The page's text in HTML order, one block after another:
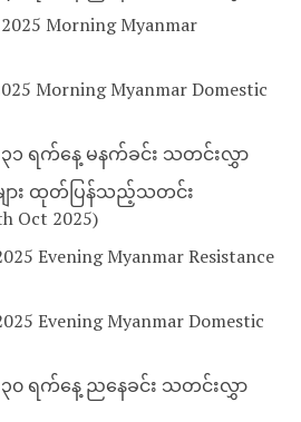
Morning Myanmar
Morning Myanmar Domestic
၁ ရက်နေ့ မနက်ခင်း သတင်းလွှာ
များ ထုတ်ပြန်သည့်သတင်း
Oct 2025)
Evening Myanmar Resistance
Evening Myanmar Domestic
ရက်နေ့ ညနေခင်း သတင်းလွှာ